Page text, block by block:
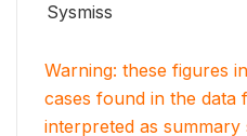
Sysmiss
Warning: these figures
cases found in the data
interpreted as summary